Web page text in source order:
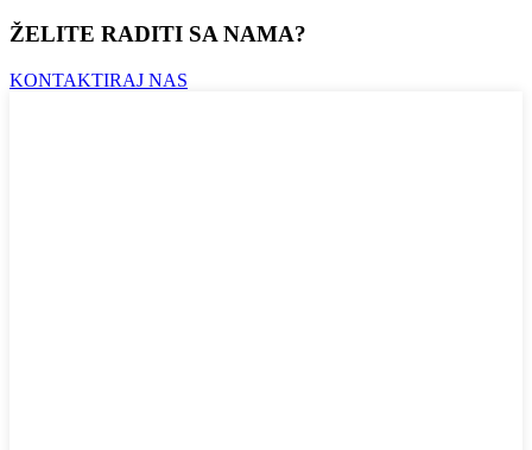
ŽELITE RADITI SA NAMA?
KONTAKTIRAJ NAS